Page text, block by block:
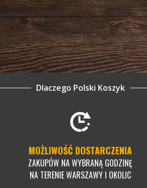
Dlaczego Polski Koszyk
MOŻLIWOŚĆ DOSTARCZENIA
ZAKUPÓW NA WYBRANĄ GODZINĘ
NA TERENIE WARSZAWY I OKOLIC